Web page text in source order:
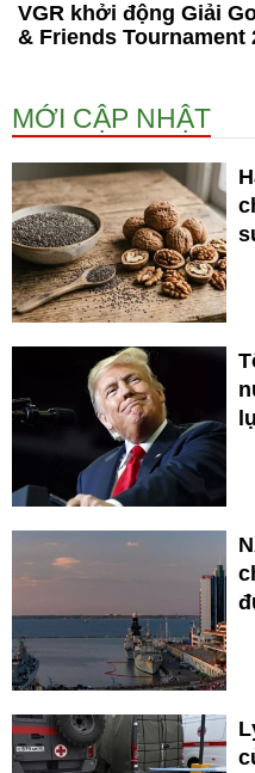
VGR khởi động Giải
& Friends Tournament
MỚI CẬP NHẬT